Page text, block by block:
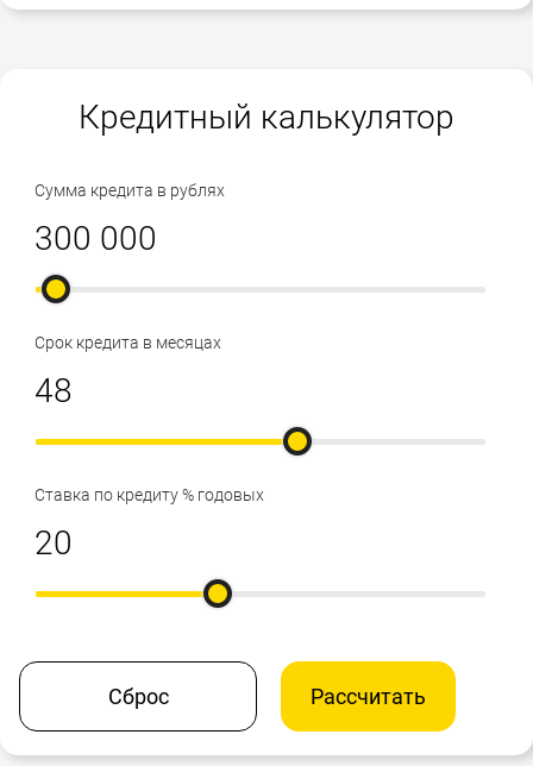
Кредитный калькулятор
Сумма кредита в рублях
Срок кредита в месяцах
Ставка по кредиту % годовых
Сброс Рассчитать